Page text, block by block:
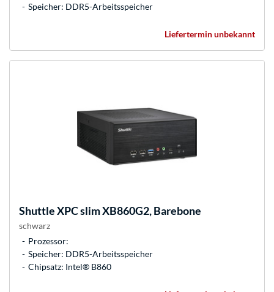
Speicher: DDR5-Arbeitsspeicher
Liefertermin unbekannt
ShuttleXPC slim XB860G2, Barebone
schwarz
Prozessor:
Speicher: DDR5-Arbeitsspeicher
Chipsatz: Intel® B860